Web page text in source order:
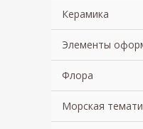
Керамика
Элементы
Флора
Морская